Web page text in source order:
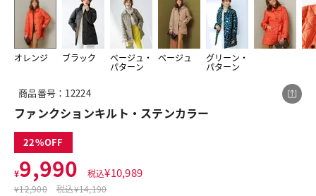
オレンジ ブラック ベージュ・
パターン
ベージュ グリーン・
パターン
1
商品番号：12224
ファンクションキルト・ステンカラー
22
¥9,990 税込¥10,989
¥12,900 税込¥14,190
この商品をシェアする
¥9,990
税込¥10,989